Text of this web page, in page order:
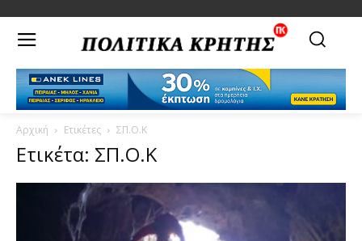
Αρχική Ετικέτες ΣΠ.Ο.Κ
Ετικέτα: ΣΠ.Ο.Κ